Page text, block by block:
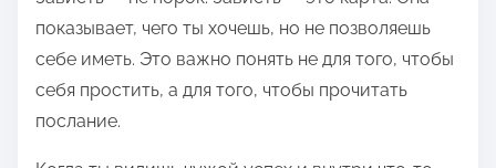
показывает, чего ты хочешь, но не позволяешь
себе иметь. Это важно понять не для того, чтобы
себя простить, а для того, чтобы прочитать
послание.